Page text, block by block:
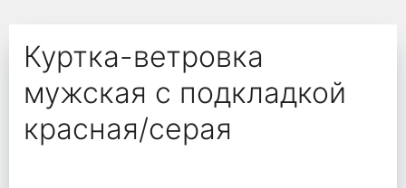
Куртка-ветровка
мужская с подкладкой
красная/серая